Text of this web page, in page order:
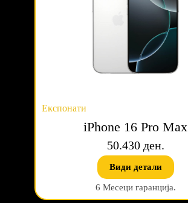
Експонати
iPhone 16 Pro Max
50.430 ден.
Види детали
6 Месеци гаранција.